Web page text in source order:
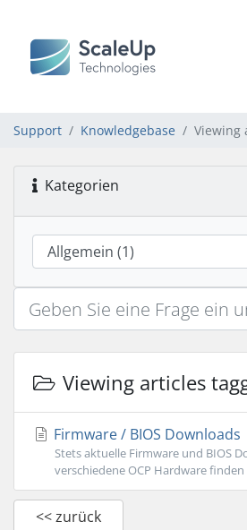
Support Knowledgebase Viewing
Kategorien
Viewing articles
Firmware / BIOS Downloads
Stets aktuelle Firmware und BIOS
verschiedene OCP Hardware
<< zurück